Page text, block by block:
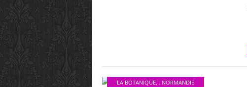
LA BOTANIQUE, . NORMANDIE